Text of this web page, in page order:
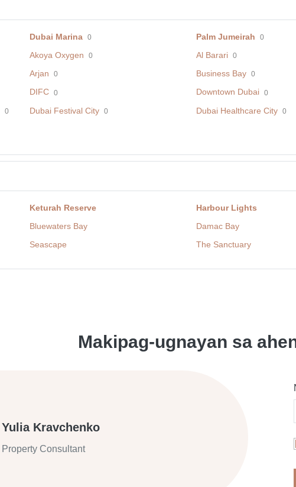
Dubai Marina 0 Palm Jumeirah 0
Akoya Oxygen 0 Al Barari 0
Arjan 0 Business Bay 0
DIFC 0 Downtown Dubai 0
0 Dubai Festival City 0 Dubai Healthcare City 0
Keturah Reserve Harbour Lights
Bluewaters Bay Damac Bay
Seascape The Sanctuary
Makipag-ugnayan sa
Yulia Kravchenko
Property Consultant